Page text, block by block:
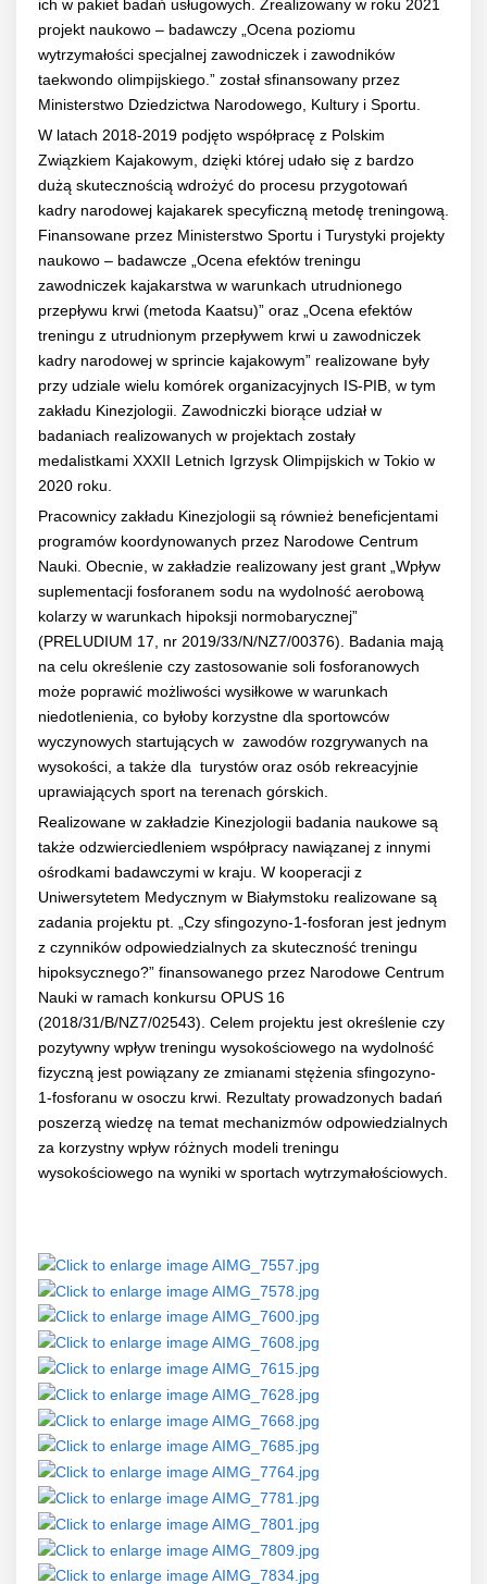
ich w pakiet badań usługowych. Zrealizowany w roku 2021
projekt naukowo – badawczy „Ocena poziomu
wytrzymałości specjalnej zawodniczek i zawodników
taekwondo olimpijskiego.” został sfinansowany przez
Ministerstwo Dziedzictwa Narodowego, Kultury i Sportu.
W latach 2018-2019 podjęto współpracę z Polskim
Związkiem Kajakowym, dzięki której udało się z bardzo
dużą skutecznością wdrożyć do procesu przygotowań
kadry narodowej kajakarek specyficzną metodę treningową.
Finansowane przez Ministerstwo Sportu i Turystyki projekty
naukowo – badawcze „Ocena efektów treningu
zawodniczek kajakarstwa w warunkach utrudnionego
przepływu krwi (metoda Kaatsu)” oraz „Ocena efektów
treningu z utrudnionym przepływem krwi u zawodniczek
kadry narodowej w sprincie kajakowym” realizowane były
przy udziale wielu komórek organizacyjnych IS-PIB, w tym
zakładu Kinezjologii. Zawodniczki biorące udział w
badaniach realizowanych w projektach zostały
medalistkami XXXII Letnich Igrzysk Olimpijskich w Tokio w
2020 roku.
Pracownicy zakładu Kinezjologii są również beneficjentami
programów koordynowanych przez Narodowe Centrum
Nauki. Obecnie, w zakładzie realizowany jest grant „Wpływ
suplementacji fosforanem sodu na wydolność aerobową
kolarzy w warunkach hipoksji normobarycznej”
(PRELUDIUM 17, nr 2019/33/N/NZ7/00376). Badania mają
na celu określenie czy zastosowanie soli fosforanowych
może poprawić możliwości wysiłkowe w warunkach
niedotlenienia, co byłoby korzystne dla sportowców
wyczynowych startujących w zawodów rozgrywanych na
wysokości, a także dla turystów oraz osób rekreacyjnie
uprawiających sport na terenach górskich.
Realizowane w zakładzie Kinezjologii badania naukowe są
także odzwierciedleniem współpracy nawiązanej z innymi
ośrodkami badawczymi w kraju. W kooperacji z
Uniwersytetem Medycznym w Białymstoku realizowane są
zadania projektu pt. „Czy sfingozyno-1-fosforan jest jednym
z czynników odpowiedzialnych za skuteczność treningu
hipoksycznego?” finansowanego przez Narodowe Centrum
Nauki w ramach konkursu OPUS 16
(2018/31/B/NZ7/02543). Celem projektu jest określenie czy
pozytywny wpływ treningu wysokościowego na wydolność
fizyczną jest powiązany ze zmianami stężenia sfingozyno-
1-fosforanu w osoczu krwi. Rezultaty prowadzonych badań
poszerzą wiedzę na temat mechanizmów odpowiedzialnych
za korzystny wpływ różnych modeli treningu
wysokościowego na wyniki w sportach wytrzymałościowych.